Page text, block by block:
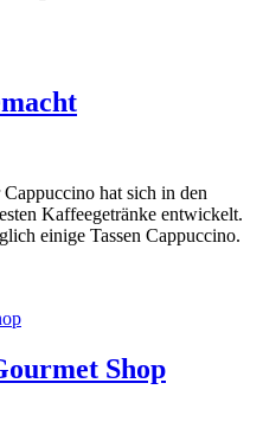
hat sich in den
Kaffeegetränke entwickelt.
einige Tassen Cappuccino.
Shop